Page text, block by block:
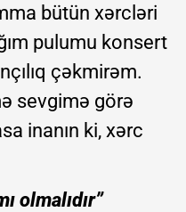
bütün xərcləri
pulumu konsert
çəkmirəm.
sevgimə görə
inanın ki, xərc
olmalıdır”